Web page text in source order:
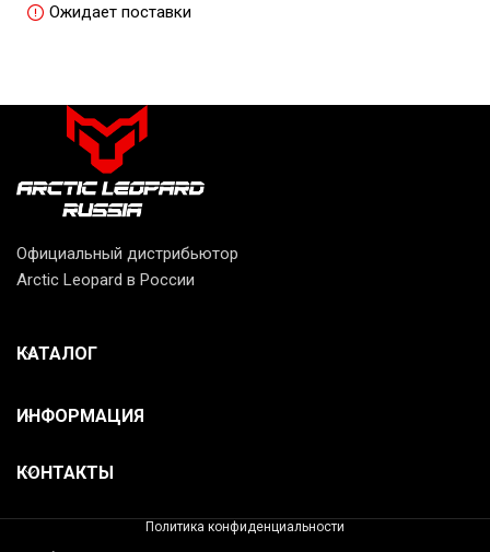
Ожидает поставки
Официальный дистрибьютор
Arctic Leopard в России
КАТАЛОГ
ИНФОРМАЦИЯ
КОНТАКТЫ
Политика конфиденциальности